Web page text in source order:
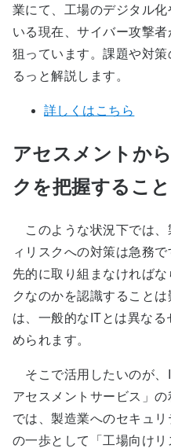
業にて、工場のデジタル
いる現在、サイバー攻撃
狙っています。課題や対
るっと解説します。
詳しくはこちら
アセスメントか
クを把握するこ
このような状況下では、
ィリスクへの対策は急務
先的に取り組まなければ
クなのかを認識すること
は、一般的なITとは異な
められます。
そこで活用したいのが、
アセスメントサービス」
では、製造業へのセキュ
の一歩として「工場向け